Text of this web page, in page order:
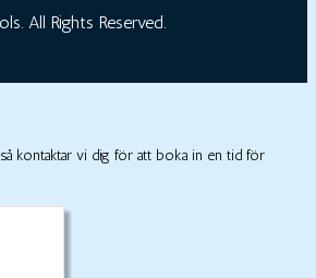
All Rights Reserved.
kontaktar vi dig för att boka in en tid för